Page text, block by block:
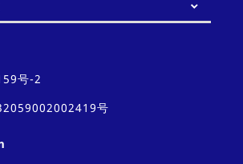
要我们协助应对
号-2
号